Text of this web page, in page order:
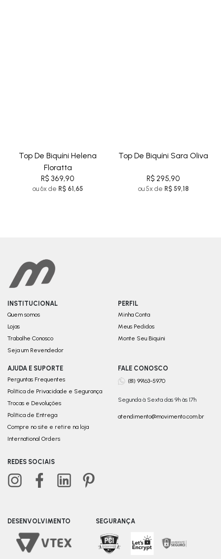
Top De Biquíni Helena
Floratta
R$ 369,90
ou 6x de R$ 61,65
Top De Biquíni Sara Oliva
R$ 295,90
ou 5x de R$ 59,18
INSTITUCIONAL
Quem somos
Lojas
Trabalhe Conosco
Seja um Revendedor
PERFIL
Minha Conta
Meus Pedidos
Monte Seu Biquini
AJUDA E SUPORTE
Perguntas Frequentes
Política de Privacidade e Segurança
Trocas e Devoluções
Política de Entrega
Compre no site e retire na loja
International Orders
FALE CONOSCO
(81) 99163-5970
Segunda à Sexta das 9h às 17h
atendimento@movimento.com.br
REDES SOCIAIS
DESENVOLVIMENTO SEGURANÇA